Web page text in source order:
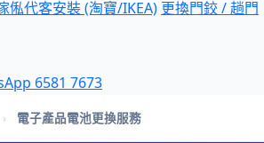
俬代客安裝 (淘寶/IKEA) 更換門鉸 / 趟門
6581 7673
› 電子產品電池更換服務